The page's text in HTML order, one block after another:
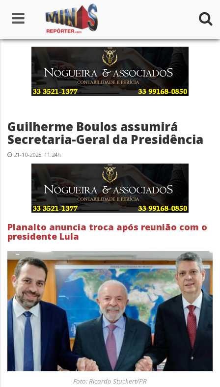
Home
Institucional
Seções
Canais
Colunistas
Guilherme Boulos assumirá
Secretaria-Geral da Presidência
21-10-2025, 11:24h
Planalto anuncia troca após reunião com o
presidente Lula
Foto: Ricardo Stuckert/PR